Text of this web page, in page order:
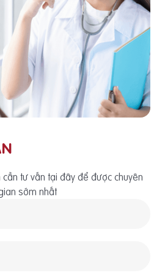
tư vấn tại đây để được chuyên
sớm nhất